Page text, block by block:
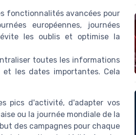
fonctionnalités avancées pour
européennes, journées
les oublis et optimise la
toutes les informations
les dates importantes. Cela
pics d'activité, d'adapter vos
ou la journée mondiale de la
des campagnes pour chaque